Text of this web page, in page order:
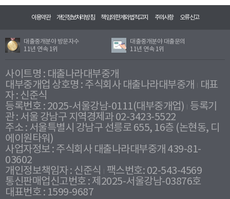
이용약관 개인정보처리방침 책임의한계와법적고지 주의사항 오류신고
대출중개분야 방문자수
11년 연속 1위
대출중개분야 대출문의
11년 연속 1위
사이트명 : 대출나라대부중개
대부중개업 상호명 : 주식회사 대출나라대부중개
대표
자 : 신준식
등록번호 : 2025-서울강남-0111(대부중개업) 등록기
관 : 서울 강남구 지역경제과 02-3423-5522
주소 : 서울특별시 강남구 선릉로 655, 16층 (논현동, 디
에이원타워)
사업자정보 : 주식회사 대출나라대부중개 439-81-
03602
개인정보책임자 : 신준식
팩스번호: 02-543-4569
통신판매업신고번호 : 제2025-서울강남-03876호
대표번호 : 1599-9687